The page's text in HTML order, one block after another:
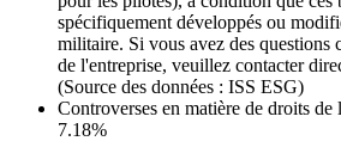
spécifiquement développés ou
militaire. Si vous avez des questions
de l'entreprise, veuillez contacter
(Source des données : ISS ESG)
Controverses en matière de droits de
7.18%